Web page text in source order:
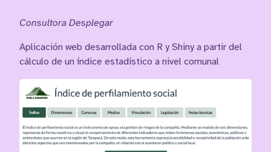
Consultora Desplegar
Aplicación web desarrollada con R y Shiny a partir del
cálculo de un índice estadístico a nivel comunal